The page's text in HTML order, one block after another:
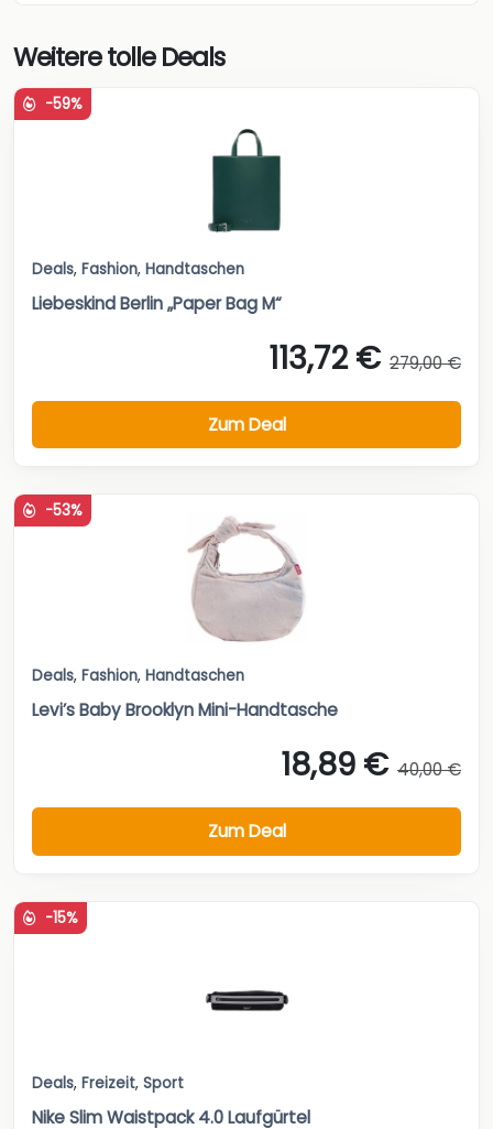
Weitere tolle Deals
-59%
Deals, Fashion, Handtaschen
Liebeskind Berlin „Paper Bag M“
113,72 € 279,00 €
Zum Deal
-53%
Deals, Fashion, Handtaschen
Levi’s Baby Brooklyn Mini-Handtasche
18,89 € 40,00 €
Zum Deal
-15%
Deals, Freizeit, Sport
Nike Slim Waistpack 4.0 Laufgürtel